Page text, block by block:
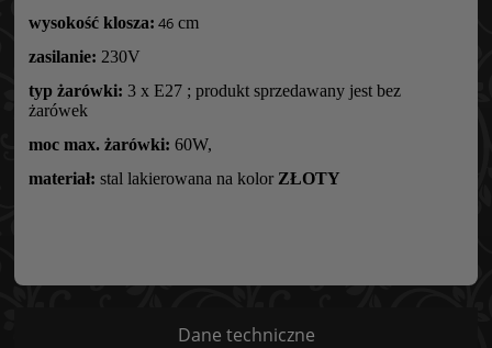
wysokość klosza: 46 cm
zasilanie: 230V
typ żarówki: 3 x E27 ; produkt sprzedawany jest bez
żarówek
moc max. żarówki: 60W,
materiał: stal lakierowana na kolor ZŁOTY
Dane techniczne